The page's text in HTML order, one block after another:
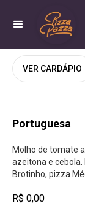
VER CARDÁPIO
Portuguesa
Molho de tomate
azeitona e
Brotinho, pizza
R$ 0,00